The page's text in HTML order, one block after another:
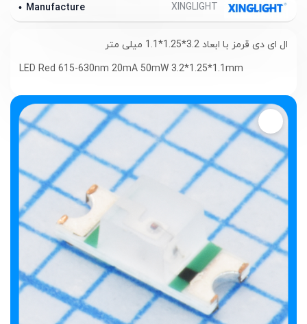
Manufacture
ال ای دی قرمز با ابعاد 3.2*1.25*1.1 میلی متر
LED Red 615-630nm 20mA 50mW 3.2*1.25*1.1mm